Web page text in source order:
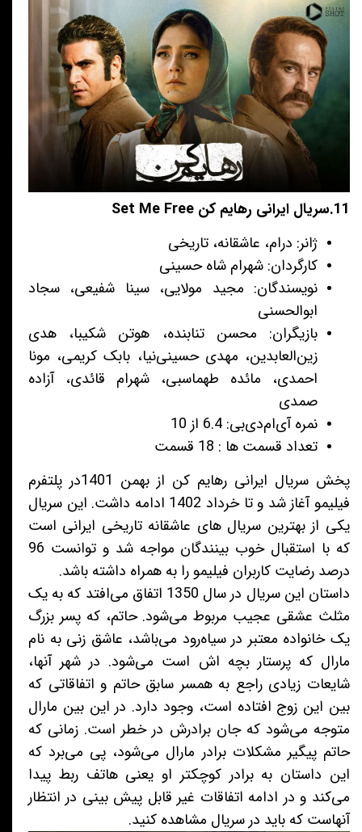
11.سریال ایرانی رهایم کن Set Me Free
ژانر: درام، عاشقانه، تاریخی
کارگردان: شهرام شاه حسینی
نویسندگان: مجید مولایی، سینا شفیعی، سجاد
ابوالحسنی
بازیگران: محسن تنابنده، هوتن شکیبا، هدی
زین‌العابدین، مهدی حسینی‌نیا، بابک کریمی، مونا
احمدی، مائده طهماسبی، شهرام قائدی، آزاده
صمدی
نمره آی‌ام‌دی‌بی: 6.4 از 10
تعداد قسمت ها : 18 قسمت
پخش سریال ایرانی رهایم کن از بهمن 1401در پلتفرم
فیلیمو آغاز شد و تا خرداد 1402 ادامه داشت. این سریال
یکی از بهترین سریال های عاشقانه تاریخی ایرانی است
که با استقبال خوب بینندگان مواجه شد و توانست 96
درصد رضایت کاربران فیلیمو را به همراه داشته باشد.
داستان این سریال در سال 1350 اتفاق می‌افتد که به یک
مثلث عشقی عجیب مربوط می‌شود. حاتم، که پسر بزرگ
یک خانواده معتبر در سیاه‌رود می‌باشد، عاشق زنی به نام
مارال که پرستار بچه اش است می‌شود. در شهر آنها،
شایعات زیادی راجع به همسر سابق حاتم و اتفاقاتی که
بین این زوج افتاده است، وجود دارد. در این بین مارال
متوجه می‌شود که جان برادرش در خطر است. زمانی که
حاتم پیگیر مشکلات برادر مارال می‌شود، پی می‌برد که
این داستان به برادر کوچکتر او یعنی هاتف ربط پیدا
می‌کند و در ادامه اتفاقات غیر قابل پیش بینی در انتظار
آنهاست که باید در سریال مشاهده کنید.